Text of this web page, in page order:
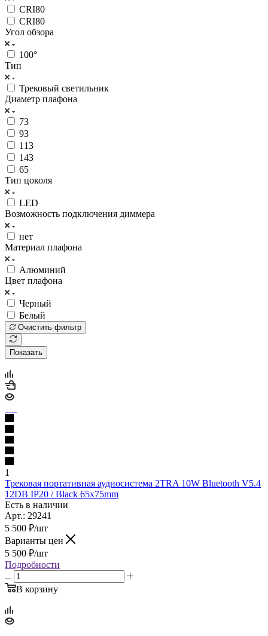
CRI80
CRI80
Угол обзора
100°
Тип
Трековый светильник
Диаметр плафона
73
93
113
143
65
Тип цоколя
LED
Возможность подключения диммера
нет
Материал плафона
Алюминий
Цвет плафона
Черный
Белый
Очистить фильтр
Показать
1
Трековая портативная аудиосистема 2TRA 10W Bluetooth V5.4
12DB IP20 / Black 65x75mm
Есть в наличии
Арт.: 29241
5 500 ₽/шт
Варианты цен
5 500 ₽/шт
Подробности
В корзину